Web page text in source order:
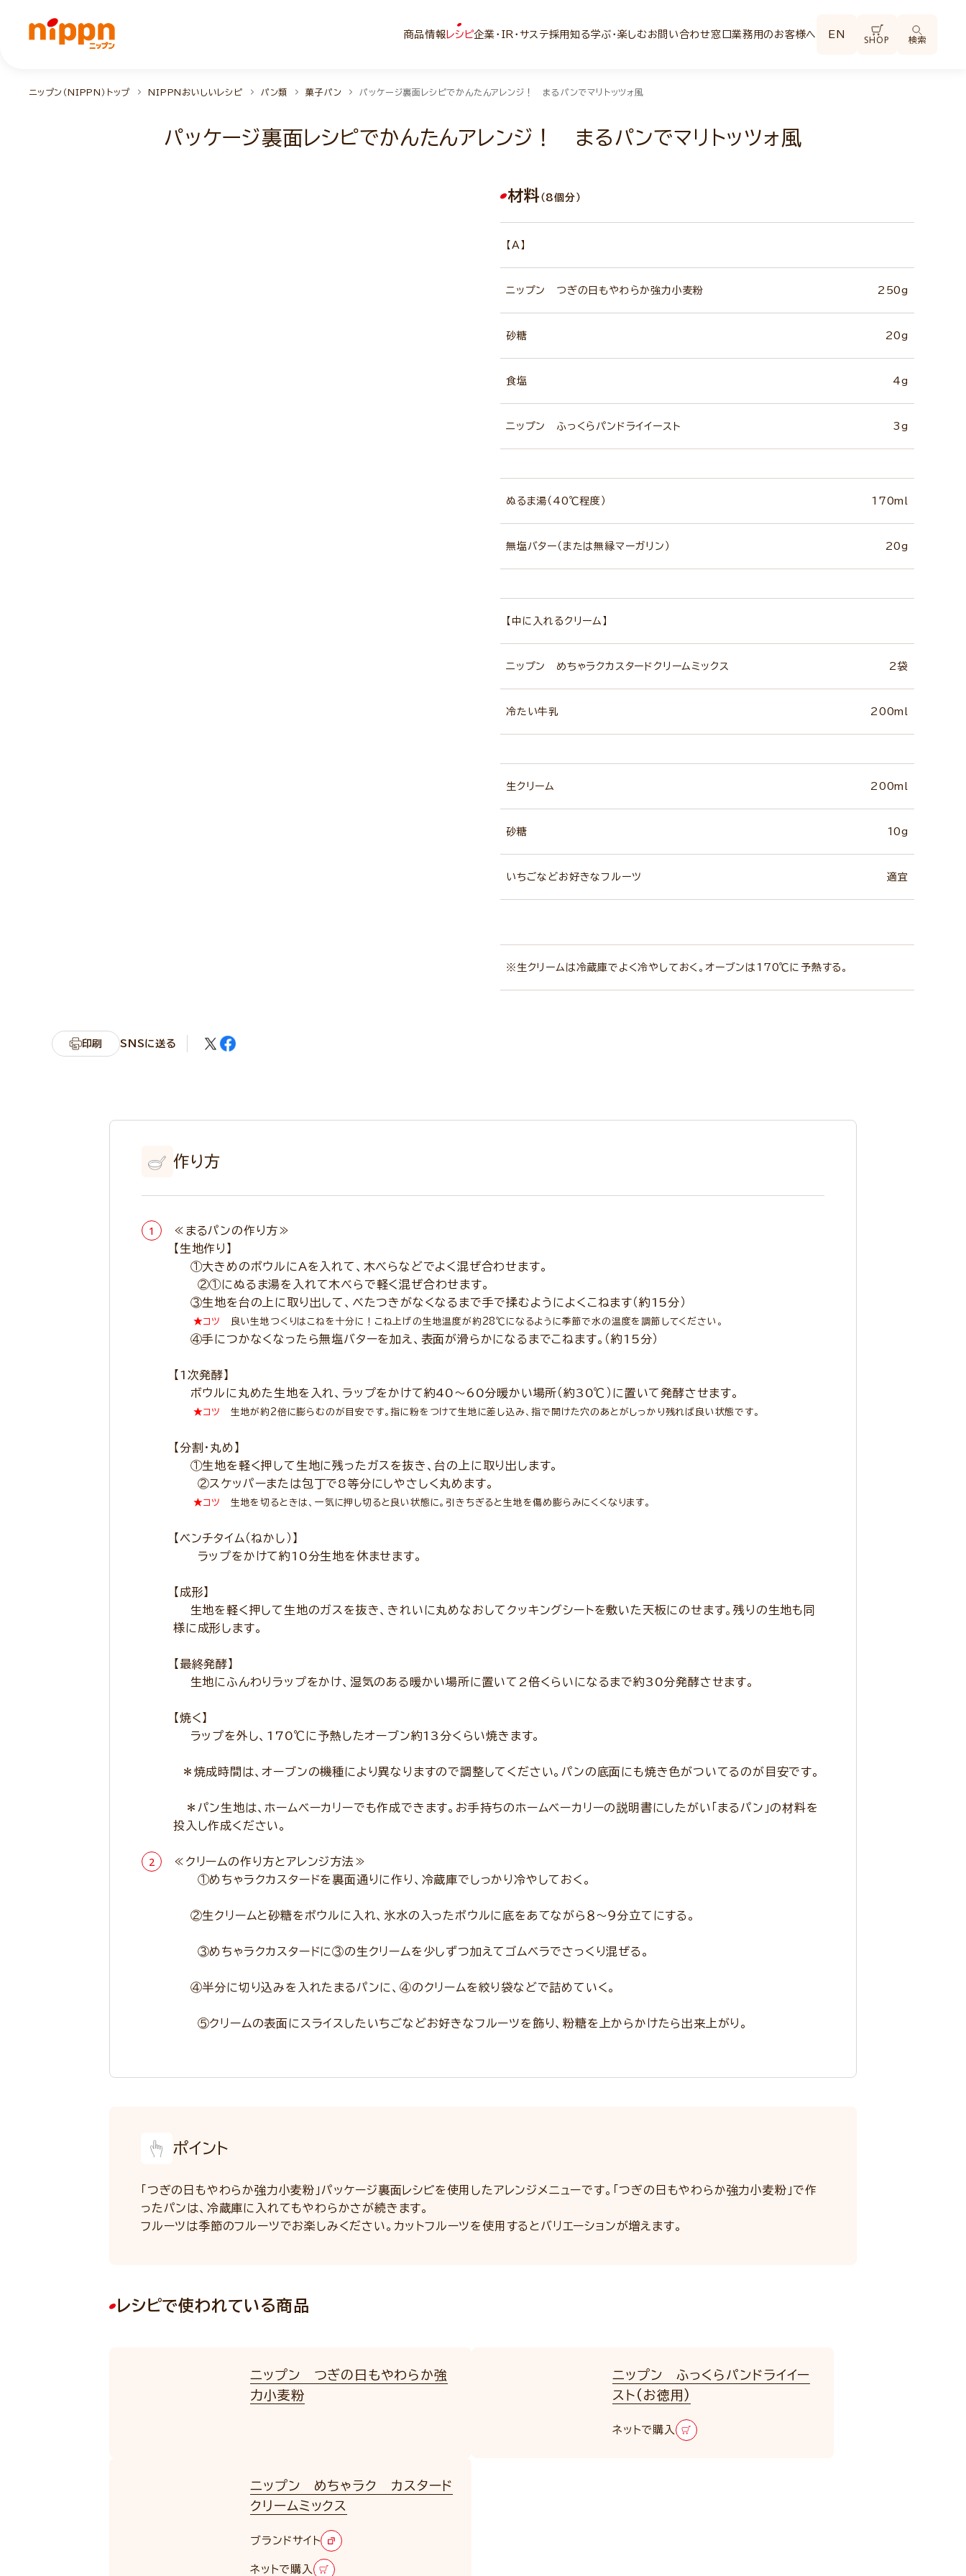
商品情報 レシピ企業・IR・サステ採用知る学ぶ・楽しむお問い合わせ窓口業務用のお客様へ EN SHOP 検索
ニップン（NIPPN）トップ NIPPNおいしいレシピ パン類 菓子パン パッケージ裏面レシピでかんたんアレンジ！ まるパンでマリトッツォ風
パッケージ裏面レシピでかんたんアレンジ！ まるパンでマリトッツォ風
材料 （8個分）
【A】
ニップン つぎの日もやわらか強力小麦粉 250g
砂糖 20g
食塩 4g
ニップン ふっくらパンドライイースト 3g
ぬるま湯（40℃程度） 170ml
無塩バター（または無縁マーガリン） 20g
【中に入れるクリーム】
ニップン めちゃラクカスタードクリームミックス 2袋
冷たい牛乳 200ml
生クリーム 200ml
砂糖 10g
いちごなどお好きなフルーツ 適宜
※生クリームは冷蔵庫でよく冷やしておく。オーブンは170℃に予熱する。
印刷 SNSに送る
作り方
≪まるパンの作り方≫
【生地作り】
①大きめのボウルにAを入れて、木べらなどでよく混ぜ合わせます。
②①にぬるま湯を入れて木べらで軽く混ぜ合わせます。
③生地を台の上に取り出して、べたつきがなくなるまで手で揉むようによくこねます（約15分）
★コツ 良い生地つくりはこねを十分に！こね上げの生地温度が約28℃になるように季節で水の温度を調節してください。
④手につかなくなったら無塩バターを加え、表面が滑らかになるまでこねます。（約15分）
【1次発酵】
ボウルに丸めた生地を入れ、ラップをかけて約40～60分暖かい場所（約30℃）に置いて発酵させます。
★コツ 生地が約2倍に膨らむのが目安です。指に粉をつけて生地に差し込み、指で開けた穴のあとがしっかり残れば良い状態です。
【分割・丸め】
①生地を軽く押して生地に残ったガスを抜き、台の上に取り出します。
②スケッパーまたは包丁で8等分にしやさしく丸めます。
★コツ 生地を切るときは、一気に押し切ると良い状態に。引きちぎると生地を傷め膨らみにくくなります。
【ベンチタイム（ねかし）】
ラップをかけて約10分生地を休ませます。
【成形】
生地を軽く押して生地のガスを抜き、きれいに丸めなおしてクッキングシートを敷いた天板にのせます。残りの生地も同
様に成形します。
【最終発酵】
生地にふんわりラップをかけ、湿気のある暖かい場所に置いて2倍くらいになるまで約30分発酵させます。
【焼く】
ラップを外し、170℃に予熱したオーブン約13分くらい焼きます。
＊焼成時間は、オーブンの機種により異なりますので調整してください。パンの底面にも焼き色がついてるのが目安です。
＊パン生地は、ホームベーカリーでも作成できます。お手持ちのホームベーカリーの説明書にしたがい「まるパン」の材料を
投入し作成ください。
≪クリームの作り方とアレンジ方法≫
①めちゃラクカスタードを裏面通りに作り、冷蔵庫でしっかり冷やしておく。
②生クリームと砂糖をボウルに入れ、氷水の入ったボウルに底をあてながら８～９分立てにする。
③めちゃラクカスタードに③の生クリームを少しずつ加えてゴムベラでさっくり混ぜる。
④半分に切り込みを入れたまるパンに、④のクリームを絞り袋などで詰めていく。
⑤クリームの表面にスライスしたいちごなどお好きなフルーツを飾り、粉糖を上からかけたら出来上がり。
ポイント
「つぎの日もやわらか強力小麦粉」パッケージ裏面レシピを使用したアレンジメニューです。「つぎの日もやわらか強力小麦粉」で作
ったパンは、冷蔵庫に入れてもやわらかさが続きます。
フルーツは季節のフルーツでお楽しみください。カットフルーツを使用するとバリエーションが増えます。
レシピで使われている商品
ニップン つぎの日もやわらか強
力小麦粉
ニップン ふっくらパンドライイー
スト(お徳用)
ネットで購入
ニップン めちゃラク カスタード
クリームミックス
ブランドサイト
ネットで購入